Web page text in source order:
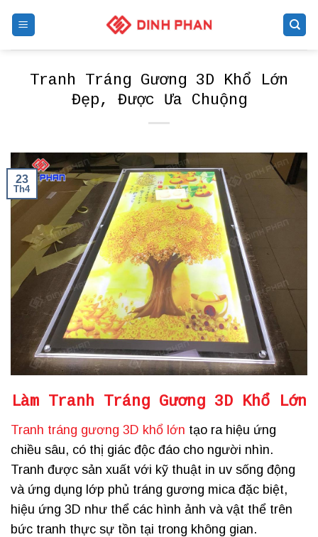
Tranh Tráng Gương 3D Khổ Lớn
Đẹp, Được Ưa Chuộng
23
Th4
Làm Tranh Tráng Gương 3D Khổ Lớn
Tranh tráng gương 3D khổ lớn tạo ra hiệu ứng
chiều sâu, có thị giác độc đáo cho người nhìn.
Tranh được sản xuất với kỹ thuật in uv sống động
và ứng dụng lớp phủ tráng gương mica đặc biệt,
hiệu ứng 3D như thể các hình ảnh và vật thể trên
bức tranh thực sự tồn tại trong không gian.